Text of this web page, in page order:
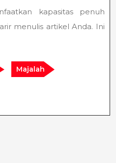
kapasitas penuh
menulis artikel Anda. Ini
Majalah